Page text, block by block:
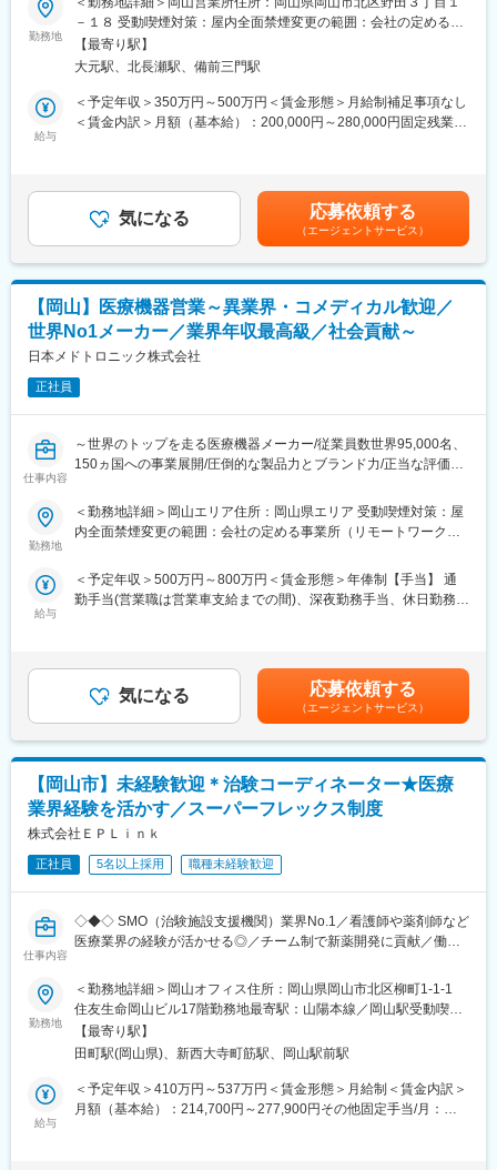
変更の範囲：会社の定める業務
ったときや先輩や上司がサポートしてくれるため安心して進めら
れます。また、家族の急な体調不良や突発休の場合にも周囲が代
理対応をしてくれる風土があり、チームワークが強みです。
・働きやすい環境：2019年度の月間の平均残業は12.1時間です。
管理職における女性比率は63.6%、日経ウーマンの女性が活躍す
る会社「管理職登用度（2019年）」でも5位にランクインし、ラ
変更の範囲：会社の定める業務
【はじめに】
当ポジションは自社販売している大型IoT製品や薬剤システムの運
用～保守を担うシステムエンジニア職となっております。未経験
からチャレンジできる事に加えて、メーカー直雇用という貴重な
求人となっております。IT領域へキャリアチェンジされたい方歓
迎しております！
るため、社内でのデスクワークが6割、お客様先での業務が4割ほ
どとなります。また、外部のITベンダーとの打ち合わせ等もある
ため、関係者が多いのも当職種の特徴の一つとなります。
ます。
【ポジションの魅力】
・長期間の研修を用意しているため職種未経験＆技術的な知識が
全く無い方でも立ち上りが可能となっております。
・業界トップクラスの調剤システムやIoT製品を扱っており、業務
を通して最新の技術に触れることが可能です。
・正社員登用は前提の採用です。就業態度に問題がなければ原則
登用となり、業界トップクラスシェアを誇る優良企業の正社員と
して安定就業が可能です。（登用率98%、試験ノルマなし）
【同社の魅力】
◆医療業界に貢献：
れていた薬剤管理を、全自動で管理、調整、計測、分包まで対応
可能にしました。当社の製品やシステムが、24時間止めてはなら
調剤というニッチな分野で、業界トップクラスのシェアを誇る製
品が多数あります。寡占市場だからこそ、競合製品を使っている
顧客からいかにシェアを獲得するか試行錯誤する面白さがありま
変更の範囲：会社の定める業務
勤務地
－１８ 受動喫煙対策：屋内全面禁煙変更の範囲：会社の定める事
業所（リモートワーク含む）
【最寄り駅】
大元駅、北長瀬駅、備前三門駅
給与
＜予定年収＞350万円～500万円＜賃金形態＞月給制補足事項なし
＜賃金内訳＞月額（基本給）：200,000円～280,000円固定残業手
＞※給与詳細は、年齢・スキルを考慮し決定します。■昇給：年1
回■賞与：年2回賃金はあくまでも目安の金額であり、選考を通じ
て上下する可能性があります。月給(月額)は固定手当を含めた表記
です。
気になる 応募依頼する
（エージェントサービス）
【岡山】医療機器営業～異業界・コメディカル歓迎／
世界No1メーカー／業界年収最高級／社会貢献～
日本メドトロニック株式会社
正社員
仕事内容
～世界のトップを走る医療機器メーカー/従業員数世界95,000名、
150ヵ国への事業展開/圧倒的な製品力とブランド力/正当な評価体
いう社会貢献度～
て最前線で業界をリードしています。
当社は1949年の設立以来、医療技術の革新を続け、電池式体外型
高い仕事に携わりたい方におすすめです。
■組織体制：Structural Heart（ストラクチャルハート）
大動脈弁狭窄症の治療法の1つであるTAVI用デバイス（カテーテ
ル）を取り扱う部署で、外科手術と比べ、身体に負担の少ない治
療ができることが特徴です。
・主要製品URL
https://www.medtronic.com/jp-ja/healthcare-
professionals/products/cardiovascular/transcatheter-aortic-heart-
valves.html
社員の努力と成果を正当に評価するインセンティブ制度が充実し
ています。
■業務概要：
医療機器の営業職として、医師や販売代理店と連携し、最適な治
療方法の提案を行います。新製品の特徴や効果を説明し、データ
分析を駆使して戦略的にアプローチします。
■職務詳細：
勤務地
＜勤務地詳細＞岡山エリア住所：岡山県エリア 受動喫煙対策：屋
内全面禁煙変更の範囲：会社の定める事業所（リモートワーク含
給与
＜予定年収＞500万円～800万円＜賃金形態＞年俸制【手当】 通
勤手当(営業職は営業車支給までの間)、深夜勤務手当、休日勤務手
年目の場合固定年収 500万円 インセンティブ 380万円35歳、
入社8年目の場合固定年収 600万円 インセンティブ 400万円
賃金はあくまでも目安の金額であり、選考を通じて上下する可能
性があります。月給(月額)は固定手当を含めた表記です。
気になる 応募依頼する
（エージェントサービス）
【岡山市】未経験歓迎＊治験コーディネーター★医療
業界経験を活かす／スーパーフレックス制度
株式会社ＥＰＬｉｎｋ
正社員 5名以上採用 職種未経験歓迎
仕事内容
◇◆◇ SMO（治験施設支援機関）業界No.1／看護師や薬剤師など
医療業界の経験が活かせる◎／チーム制で新薬開発に貢献／働き
【CRC=治験コーディネーターとは？】
病院・クリニックを訪問して、患者様や医師や院内スタッフ、さ
らに製薬企業との連絡・調整役を担います。また、治験を受けて
いただく患者様の相談相手となり、じっくり向き合う仕事です。
【CRCのやりがい】
勤務地
＜勤務地詳細＞岡山オフィス住所：岡山県岡山市北区柳町1-1-1
住友生命岡山ビル17階勤務地最寄駅：山陽本線／岡山駅受動喫煙
対策：屋内全面禁煙変更の範囲：会社の定める事業所
【最寄り駅】
田町駅(岡山県)、新西大寺町筋駅、岡山駅前駅
給与
＜予定年収＞410万円～537万円＜賃金形態＞月給制＜賃金内訳＞
月額（基本給）：214,700円～277,900円その他固定手当/月：